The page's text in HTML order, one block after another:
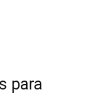
para